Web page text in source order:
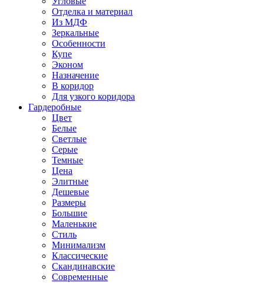
Отделка и материал
Из МДФ
Зеркальные
Особенности
Купе
Эконом
Назначение
В коридор
Для узкого коридора
Гардеробные
Цвет
Белые
Светлые
Серые
Темные
Цена
Элитные
Дешевые
Размеры
Большие
Маленькие
Стиль
Минимализм
Классические
Скандинавские
Современные